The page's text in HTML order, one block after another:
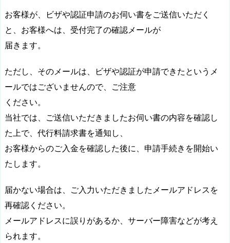
お客様が、ビザや認証申請のお伺い書をご送信いただく
と、お客様へは、受付完了の確認メールが
届きます。
ただし、そのメールは、ビザや認証が申請できたというメ
ールではございませんので、ご注意
ください。
当社では、ご送信いただきましたお伺い書の内容を確認し
た上で、代行料請求書を通知し、
お客様からのご入金を確認した後に、申請手続きを開始い
たします。
届かない場合は、ご入力いただきましたメールアドレスを
再確認ください。
メールアドレスに誤りがあるか、サーバー障害などが考え
られます。